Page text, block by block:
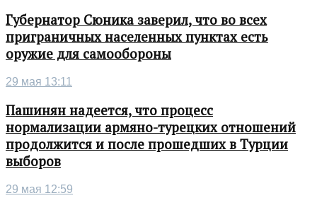
Губернатор Сюника заверил, что во всех
приграничных населенных пунктах есть
оружие для самообороны
29 мая 13:11
Пашинян надеется, что процесс
нормализации армяно-турецких отношений
продолжится и после прошедших в Турции
выборов
29 мая 12:59